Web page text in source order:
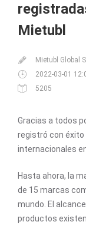
Mietubl
Mietubl Global
2022-03-01
5205
Gracias a todos
registró con
internacionales
Hasta ahora, la
de 15 marcas
mundo. El
productos